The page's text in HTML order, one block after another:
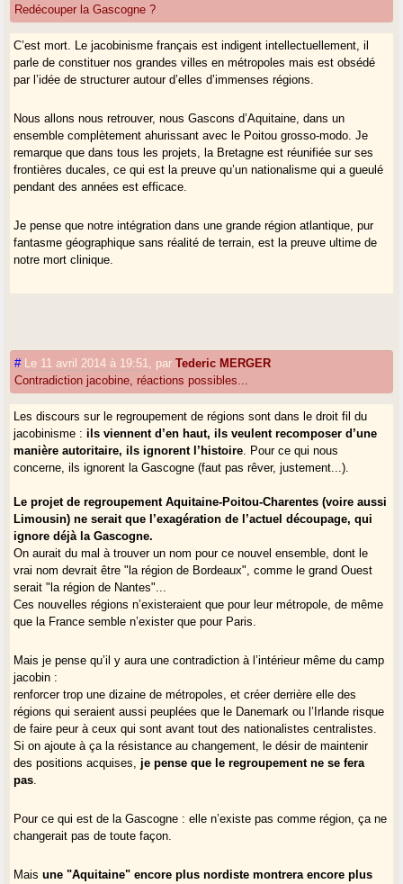
Redécouper la Gascogne ?
C’est mort. Le jacobinisme français est indigent intellectuellement, il
parle de constituer nos grandes villes en métropoles mais est obsédé
par l’idée de structurer autour d’elles d’immenses régions.
Nous allons nous retrouver, nous Gascons d’Aquitaine, dans un
ensemble complètement ahurissant avec le Poitou grosso-modo. Je
remarque que dans tous les projets, la Bretagne est réunifiée sur ses
frontières ducales, ce qui est la preuve qu’un nationalisme qui a gueulé
pendant des années est efficace.
Je pense que notre intégration dans une grande région atlantique, pur
fantasme géographique sans réalité de terrain, est la preuve ultime de
notre mort clinique.
# Le 11 avril 2014 à 19:51 parTederic MERGER
Contradiction jacobine, réactions possibles...
Les discours sur le regroupement de régions sont dans le droit fil du
jacobinisme :ils viennent d’en haut, ils veulent recomposer d’une
manière autoritaire, ils ignorent l’histoire . Pour ce qui nous
concerne, ils ignorent la Gascogne (faut pas rêver, justement...).
Le projet de regroupement Aquitaine-Poitou-Charentes (voire aussi
Limousin) ne serait que l’exagération de l’actuel découpage, qui
ignore déjà la Gascogne.
On aurait du mal à trouver un nom pour ce nouvel ensemble, dont le
vrai nom devrait être "la région de Bordeaux", comme le grand Ouest
serait "la région de Nantes"...
Ces nouvelles régions n’existeraient que pour leur métropole, de même
que la France semble n’exister que pour Paris.
Mais je pense qu’il y aura une contradiction à l’intérieur même du camp
jacobin :
renforcer trop une dizaine de métropoles, et créer derrière elle des
régions qui seraient aussi peuplées que le Danemark ou l’Irlande risque
de faire peur à ceux qui sont avant tout des nationalistes centralistes.
Si on ajoute à ça la résistance au changement, le désir de maintenir
des positions acquises, je pense que le regroupement ne se fera
pas
Pour ce qui est de la Gascogne : elle n’existe pas comme région, ça ne
changerait pas de toute façon.
Maisune "Aquitaine" encore plus nordiste montrera encore plus